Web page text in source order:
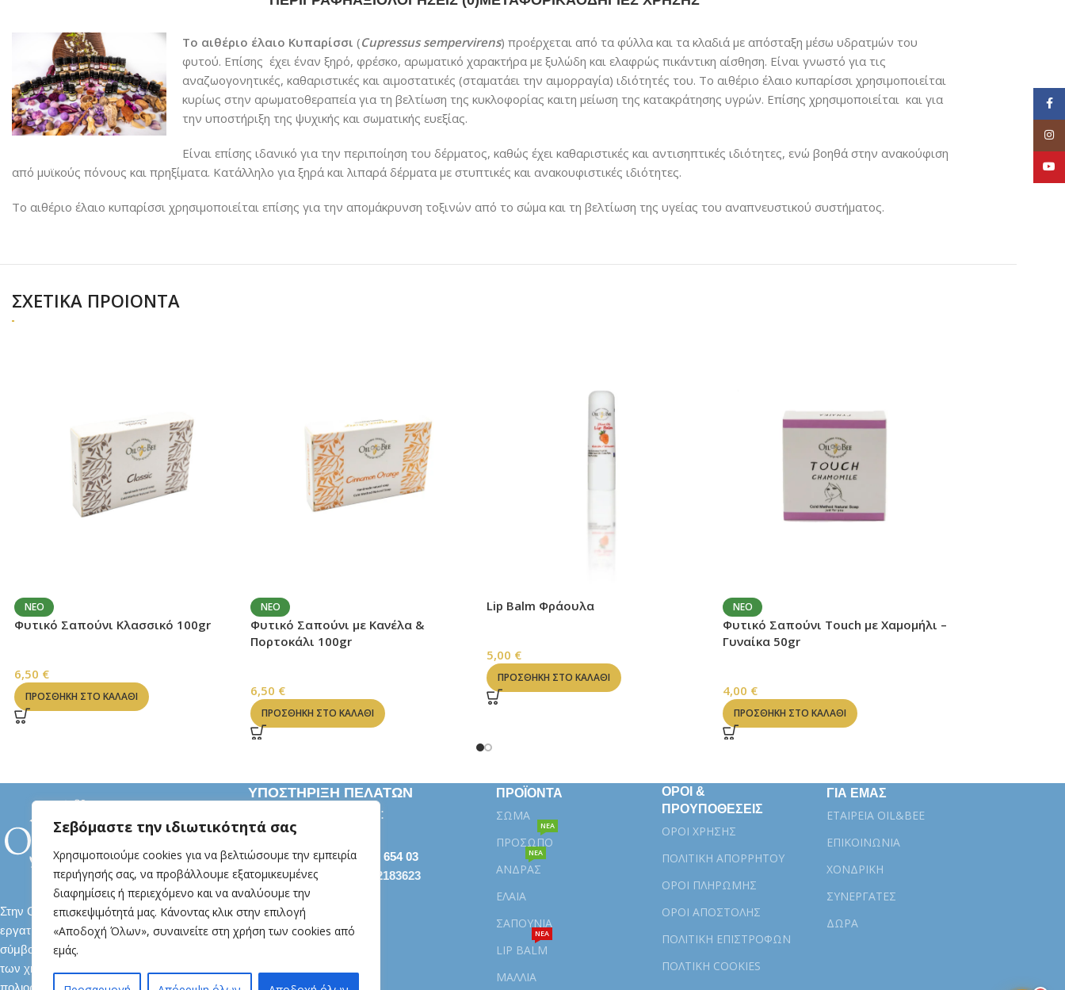
Σεβόμαστε την ιδιωτικότητά σας
Χρησιμοποιούμε cookies για να βελτιώσουμε την εμπειρία
περιήγησής σας, να προβάλλουμε εξατομικευμένες
διαφημίσεις ή περιεχόμενο και να αναλύουμε την
επισκεψιμότητά μας. Κάνοντας κλικ στην επιλογή
«Αποδοχή Όλων», συναινείτε στη χρήση των cookies από
εμάς.
Το αιθέριο έλαιο Κυπαρίσσι (Cupressus sempervirens) προέρχεται από τα φύλλα και τα κλαδιά με απόσταξη μέσω υδρατμών του
φυτού. Επίσης έχει έναν ξηρό, φρέσκο, αρωματικό χαρακτήρα με ξυλώδη και ελαφρώς πικάντικη αίσθηση. Είναι γνωστό για τις
αναζωογονητικές, καθαριστικές και αιμοστατικές (σταματάει την αιμορραγία) ιδιότητές του. Το αιθέριο έλαιο κυπαρίσσι χρησιμοποιείται
κυρίως στην αρωματοθεραπεία για τη βελτίωση της κυκλοφορίας καιτη μείωση της κατακράτησης υγρών. Επίσης χρησιμοποιείται και για
την υποστήριξη της ψυχικής και σωματικής ευεξίας.
Είναι επίσης ιδανικό για την περιποίηση του δέρματος, καθώς έχει καθαριστικές και αντισηπτικές ιδιότητες, ενώ βοηθά στην ανακούφιση
από μυϊκούς πόνους και πρηξίματα. Κατάλληλο για ξηρά και λιπαρά δέρματα με στυπτικές και ανακουφιστικές ιδιότητες.
Το αιθέριο έλαιο κυπαρίσσι χρησιμοποιείται επίσης για την απομάκρυνση τοξινών από το σώμα και τη βελτίωση της υγείας του αναπνευστικού συστήματος.
ΣΧΕΤΙΚΑ ΠΡΟΙΟΝΤΑ
ΝΈΟ
Φυτικό Σαπούνι Κλασσικό 100gr
6,50 €
ΠΡΟΣΘΉΚΗ ΣΤΟ ΚΑΛΆΘΙ
ΝΈΟ
Φυτικό Σαπούνι με Κανέλα &
Πορτοκάλι 100gr
6,50 €
ΠΡΟΣΘΉΚΗ ΣΤΟ ΚΑΛΆΘΙ
Lip Balm Φράουλα
5,00 €
ΠΡΟΣΘΉΚΗ ΣΤΟ ΚΑΛΆΘΙ
ΝΈΟ
Φυτικό Σαπούνι Touch με Χαμομήλι –
Γυναίκα 50gr
4,00 €
ΠΡΟΣΘΉΚΗ ΣΤΟ ΚΑΛΆΘΙ
Στην Oil & Bee ζούμε τη φύση. Με την
εργατικότητα της μέλισσας, διαχρονικό
σύμβολο της σοφίας της, και σε πείσμα
των χημικών συστατικών που μας
ΥΠΟΣΤΗΡΙΞΗ ΠΕΛΑΤΩΝ
Δευτέρα- Παρασκευή:
09:00-14:30
Βενιζελου 71, Καβάλα 654 03
+30 25130 11961 | 6972183623
ksales@oilandbee.gr
ΠΡΟΪΟΝΤΑ
ΣΩΜΑ
ΠΡΟΣΩΠΟ
ΝΕΑ
ΑΝΔΡΑΣ
ΝΕΑ
ΕΛΑΙΑ
ΣΑΠΟΥΝΙΑ
LIP BALM
ΝΕΑ
ΜΑΛΛΙΑ
ΟΡΟΙ &
ΠΡΟΥΠΟΘΕΣΕΙΣ
ΟΡΟΙ ΧΡΗΣΗΣ
ΠΟΛΙΤΙΚΗ ΑΠΟΡΡΗΤΟΥ
ΟΡΟΙ ΠΛΗΡΩΜΗΣ
ΟΡΟΙ ΑΠΟΣΤΟΛΗΣ
ΠΟΛΙΤΙΚΗ ΕΠΙΣΤΡΟΦΩΝ
ΠΟΛTIKH COOKIES
ΓΙΑ ΕΜΑΣ
ΕΤΑΙΡΕΙΑ OIL&BEE
ΕΠΙΚΟΙΝΩΝΙΑ
ΧΟΝΔΡΙΚΗ
ΣΥΝΕΡΓΑΤΕΣ
ΔΩΡΑ